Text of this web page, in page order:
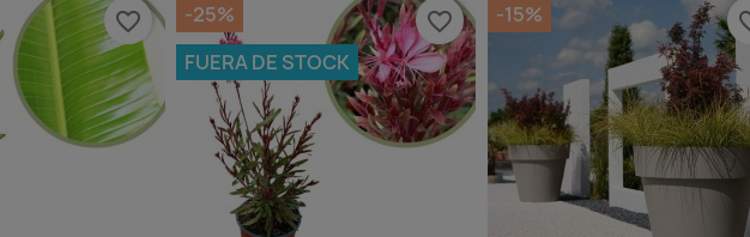
favorite_border
-25%
FUERA DE STOCK
favorite_border -15%